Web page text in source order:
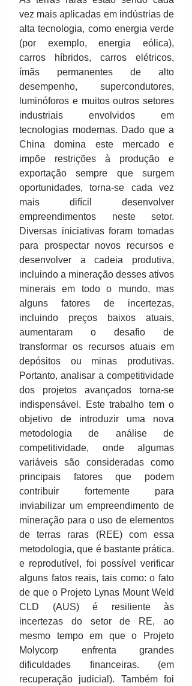
vez mais aplicadas em indústrias de
alta tecnologia, como energia verde
(por exemplo, energia eólica),
carros híbridos, carros elétricos,
ímãs permanentes de alto
desempenho, supercondutores,
luminóforos e muitos outros setores
industriais envolvidos em
tecnologias modernas. Dado que a
China domina este mercado e
impõe restrições à produção e
exportação sempre que surgem
oportunidades, torna-se cada vez
mais difícil desenvolver
empreendimentos neste setor.
Diversas iniciativas foram tomadas
para prospectar novos recursos e
desenvolver a cadeia produtiva,
incluindo a mineração desses ativos
minerais em todo o mundo, mas
alguns fatores de incertezas,
incluindo preços baixos atuais,
aumentaram o desafio de
transformar os recursos atuais em
depósitos ou minas produtivas.
Portanto, analisar a competitividade
dos projetos avançados torna-se
indispensável. Este trabalho tem o
objetivo de introduzir uma nova
metodologia de análise de
competitividade, onde algumas
variáveis ​​são consideradas como
principais fatores que podem
contribuir fortemente para
inviabilizar um empreendimento de
mineração para o uso de elementos
de terras raras (REE) com essa
metodologia, que é bastante prática.
e reprodutível, foi possível verificar
alguns fatos reais, tais como: o fato
de que o Projeto Lynas Mount Weld
CLD (AUS) é resiliente às
incertezas do setor de RE, ao
mesmo tempo em que o Projeto
Molycorp enfrenta grandes
dificuldades financeiras. (em
recuperação judicial). Também foi